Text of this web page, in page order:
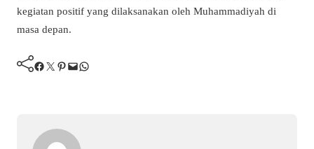
kegiatan positif yang dilaksanakan oleh Muhammadiyah di
masa depan.
Facebook Twitter Pinterest Mail WhatsApp